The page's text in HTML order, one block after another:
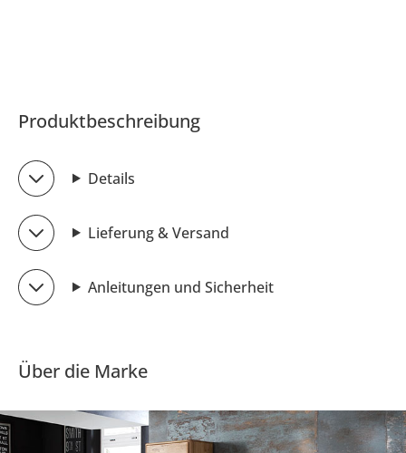
Produktbeschreibung
Details
Lieferung & Versand
Anleitungen und Sicherheit
Über die Marke